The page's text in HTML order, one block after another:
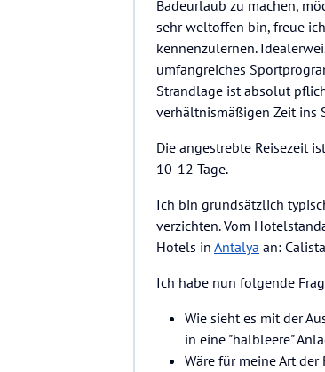
Badeurlaub zu machen,
sehr weltoffen bin, freue
kennenzulernen.
umfangreiches
Strandlage ist absolut
verhältnismäßigen Zeit ins
Die angestrebte Reisezeit
10-12 Tage.
Ich bin grundsätzlich
verzichten. Vom
Hotels in Antalya an:
Ich habe nun folgende
Wie sieht es mit der
in eine "halbleere"
Wäre für meine Art